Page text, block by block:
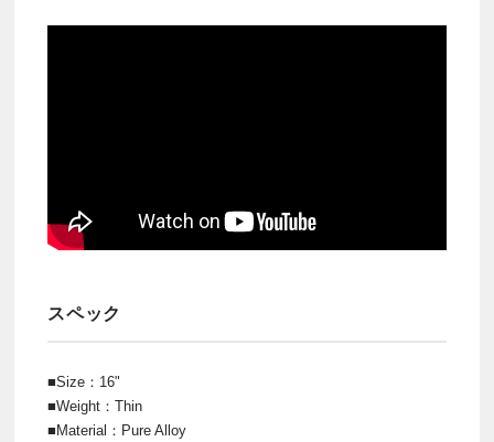
スペック
■Size：16"
■Weight：Thin
■Material：Pure Alloy